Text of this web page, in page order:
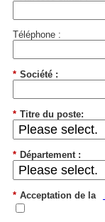
Téléphone :
* Société :
* Titre du poste:
* Département :
* Acceptation de la